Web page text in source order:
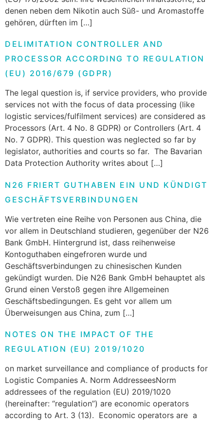
denen neben dem Nikotin auch Süß- und Aromastoffe
gehören, dürften im […]
DELIMITATION CONTROLLER AND
PROCESSOR ACCORDING TO REGULATION
(EU) 2016/679 (GDPR)
The legal question is, if service providers, who provide
services not with the focus of data processing (like
logistic services/fulfilment services) are considered as
Processors (Art. 4 No. 8 GDPR) or Controllers (Art. 4
No. 7 GDPR). This question was neglected so far by
legislator, authorities and courts so far. The Bavarian
Data Protection Authority writes about […]
N26 FRIERT GUTHABEN EIN UND KÜNDIGT
GESCHÄFTSVERBINDUNGEN
Wie vertreten eine Reihe von Personen aus China, die
vor allem in Deutschland studieren, gegenüber der N26
Bank GmbH. Hintergrund ist, dass reihenweise
Kontoguthaben eingefroren wurde und
Geschäftsverbindungen zu chinesischen Kunden
gekündigt wurden. Die N26 Bank GmbH behauptet als
Grund einen Verstoß gegen ihre Allgemeinen
Geschäftsbedingungen. Es geht vor allem um
Überweisungen aus China, zum […]
NOTES ON THE IMPACT OF THE
REGULATION (EU) 2019/1020
on market surveillance and compliance of products for
Logistic Companies A. Norm AddresseesNorm
addressees of the regulation (EU) 2019/1020
(hereinafter: “regulation”) are economic operators
according to Art. 3 (13). Economic operators are a